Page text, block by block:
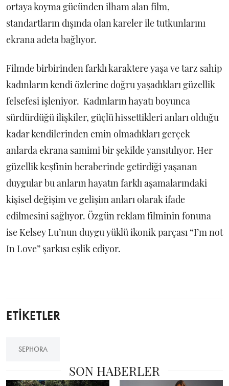
ortaya koyma gücünden ilham alan film,
standartların dışında olan kareler ile tutkunlarını
ekrana adeta bağlıyor.
Filmde birbirinden farklı karaktere yaşa ve tarz sahip
kadınların kendi özlerine doğru yaşadıkları güzellik
felsefesi işleniyor. Kadınların hayatı boyunca
sürdürdüğü ilişkiler, güçlü hissettikleri anları olduğu
kadar kendilerinden emin olmadıkları gerçek
anlarda ekrana samimi bir şekilde yansıtılıyor. Her
güzellik keşfinin beraberinde getirdiği yaşanan
duygular bu anların hayatın farklı aşamalarındaki
kişisel değişim ve gelişim anları olarak ifade
edilmesini sağlıyor. Özgün reklam filminin fonuna
ise Kelsey Lu’nun duygu yüklü ikonik parçası “I’m not
In Love” şarkısı eşlik ediyor.
ETİKETLER
SEPHORA
SON HABERLER